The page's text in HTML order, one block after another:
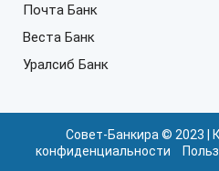
Почта Банк
Веста Банк
Уралсиб Банк
Совет-Банкира © 2023 |
конфиденциальности